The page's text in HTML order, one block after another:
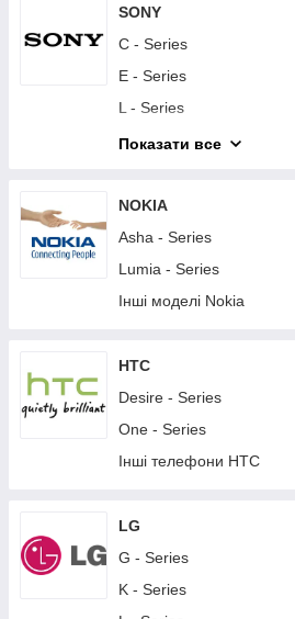
Другие телефоны Lenovo
Планшети Lenovo
SONY
C - Series
E - Series
L - Series
M - Series
X - Series
XA - Series
XZ - Series
Z - Series
Планшети Sony
Показати все
NOKIA
Asha - Series
Lumia - Series
Інші моделі Nokia
HTC
Desire - Series
One - Series
Інші телефони HTC
LG
G - Series
K - Series